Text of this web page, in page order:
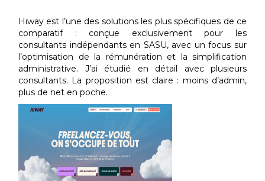
Hiway est l’une des solutions les plus spécifiques de ce
comparatif : conçue exclusivement pour les
consultants indépendants en SASU, avec un focus sur
l’optimisation de la rémunération et la simplification
administrative. J’ai étudié en détail avec plusieurs
consultants. La proposition est claire : moins d’admin,
plus de net en poche.